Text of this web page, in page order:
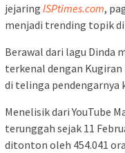
jejaring ISPtimes.com,
menjadi trending topik
Berawal dari lagu Dinda
terkenal dengan Kugiran
di telinga pendengarnya
Menelisik dari YouTube
terunggah sejak 11
ditonton oleh 454.041